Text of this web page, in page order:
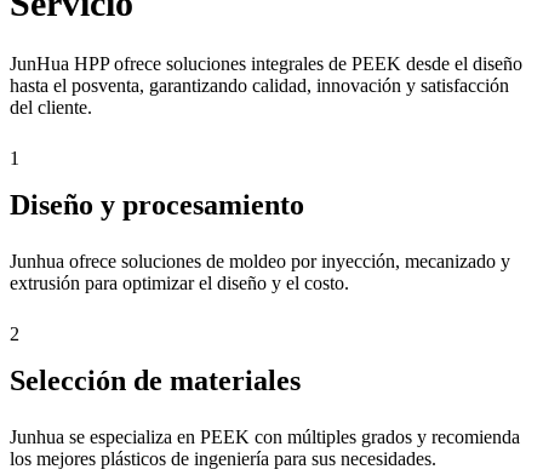
JunHua HPP ofrece soluciones integrales de PEEK desde el diseño
hasta el posventa, garantizando calidad, innovación y satisfacción
del cliente.
1
Diseño y procesamiento
Junhua ofrece soluciones de moldeo por inyección, mecanizado y
extrusión para optimizar el diseño y el costo.
2
Selección de materiales
Junhua se especializa en PEEK con múltiples grados y recomienda
los mejores plásticos de ingeniería para sus necesidades.